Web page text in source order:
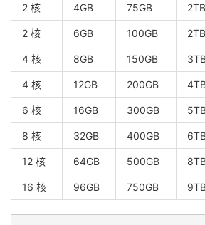
2 核 4GB 75GB 2TB
2 核 6GB 100GB 2TB
4 核 8GB 150GB
4 核 12GB 200GB
6 核 16GB 300GB
8 核 32GB 400GB
12 核 64GB 500GB
16 核 96GB 750GB